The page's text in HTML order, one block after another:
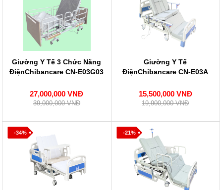
Giường Y Tế 3 Chức Năng
ĐiệnChibancare CN-E03G03
27,000,000 VNĐ
39,000,000 VNĐ
Giường Y Tế
ĐiệnChibancare CN-E03A
15,500,000 VNĐ
19,900,000 VNĐ
-34% -21%